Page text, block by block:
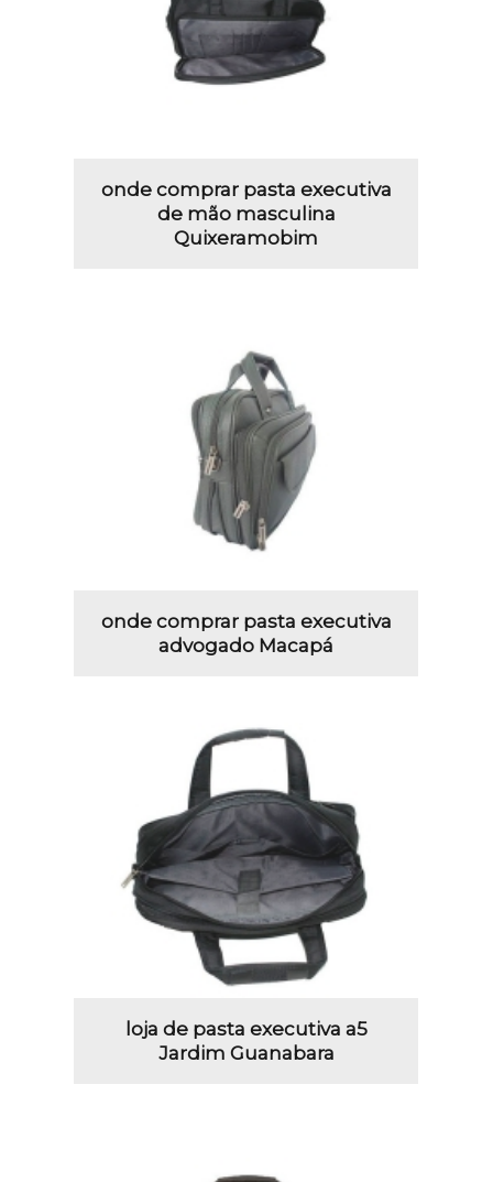
onde comprar pasta executiva
de mão masculina
Quixeramobim
onde comprar pasta executiva
advogado Macapá
loja de pasta executiva a5
Jardim Guanabara